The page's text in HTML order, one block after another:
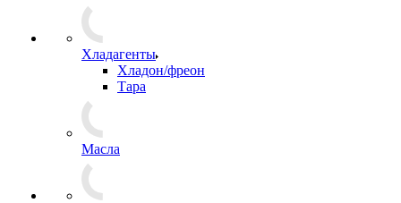
Хладагенты
Хладон/фреон
Тара
Масла